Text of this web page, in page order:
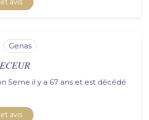
avis
genas
5eme il y a 67 ans et est décédé
avis